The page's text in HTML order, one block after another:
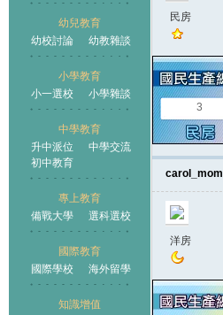
幼兒教育
幼校討論
幼教雜談
小學教育
小一選校
小學雜談
中學教育
升中派位
中學交流
初中教育
專上教育
備戰大學
選科選校
國際教育
國際學校
海外留學
知識增值
王國
民房
3
carol_mom
洋房